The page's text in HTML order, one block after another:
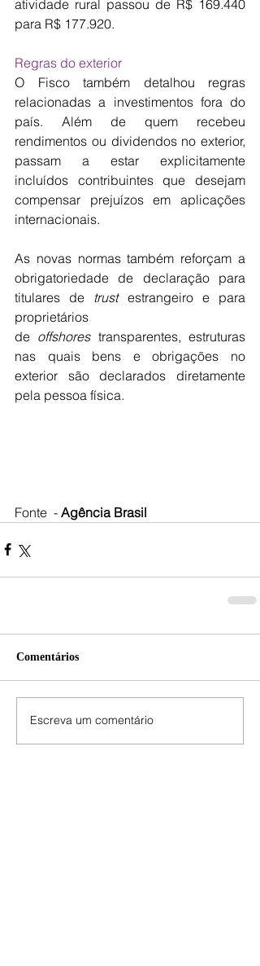
atividade rural passou de R$ 169.440
para R$ 177.920.
Regras do exterior
O Fisco também detalhou regras
relacionadas a investimentos fora do
país. Além de quem recebeu
rendimentos ou dividendos no exterior,
passam a estar explicitamente
incluídos contribuintes que desejam
compensar prejuízos em aplicações
internacionais.
As novas normas também reforçam a
obrigatoriedade de declaração para
titulares de trust estrangeiro e para
proprietários
de offshores transparentes, estruturas
nas quais bens e obrigações no
exterior são declarados diretamente
pela pessoa física.
Fonte  - Agência Brasil
Comentários
Escreva um comentário